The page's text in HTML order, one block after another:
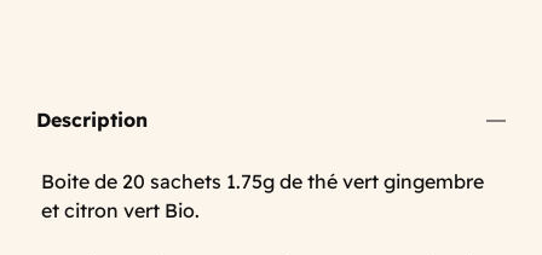
Description
Boite de 20 sachets 1.75g de thé vert gingembre
et citron vert Bio.